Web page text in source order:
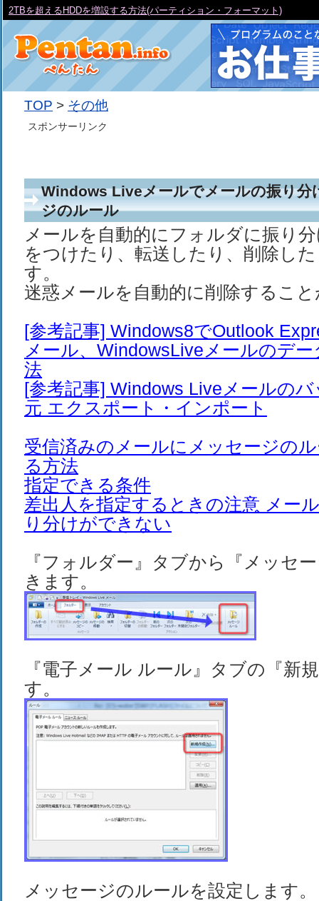
TOP > その他
Windows Liveメールでメールの振り
ジのルール
メールを自動的にフォルダに振り
をつけたり、転送したり、削除し
す。
迷惑メールを自動的に削除するこ
[参考記事] Windows8でOutlook
メール、WindowsLiveメールのデ
法
[参考記事] Windows Liveメールの
元 エクスポート・インポート
受信済みのメールにメッセージの
る方法
指定できる条件
差出人を指定するときの注意 メー
り分けができない
『フォルダー』タブから『メッセ
きます。
『電子メール ルール』タブの『新
す。
メッセージのルールを設定します。
スポンサーリンク
SDやdata、downloadなど各種ディレクトリパスの取得方法